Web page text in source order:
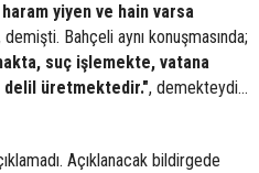
yiyen ve hain varsa
demişti. Bahçeli aynı konuşmasında;
suç işlemekte, vatana
delil üretmektedir.", demekteydi…
Açıklanacak bildirgede